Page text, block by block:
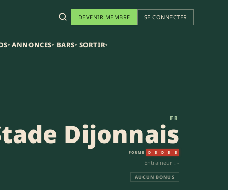
DEVENIR MEMBRE SE CONNECTER
▾ ANNONCES▾ BARS▾ SORTIR▾
FR
Dijonnais
FORME D D D D D
Entraineur : -
AUCUN BONUS